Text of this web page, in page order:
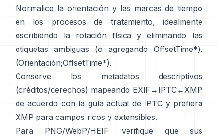
Normalice la orientación y las marcas de tiempo
en los procesos de tratamiento, idealmente
escribiendo la rotación física y eliminando las
etiquetas ambiguas (o agregando OffsetTime*).
(Orientación;OffsetTime*).
Conserve los metadatos descriptivos
(créditos/derechos) mapeando EXIF↔IPTC↔XMP
de acuerdo con la guía actual de IPTC y prefiera
XMP para campos ricos y extensibles.
Para PNG/WebP/HEIF, verifique que sus